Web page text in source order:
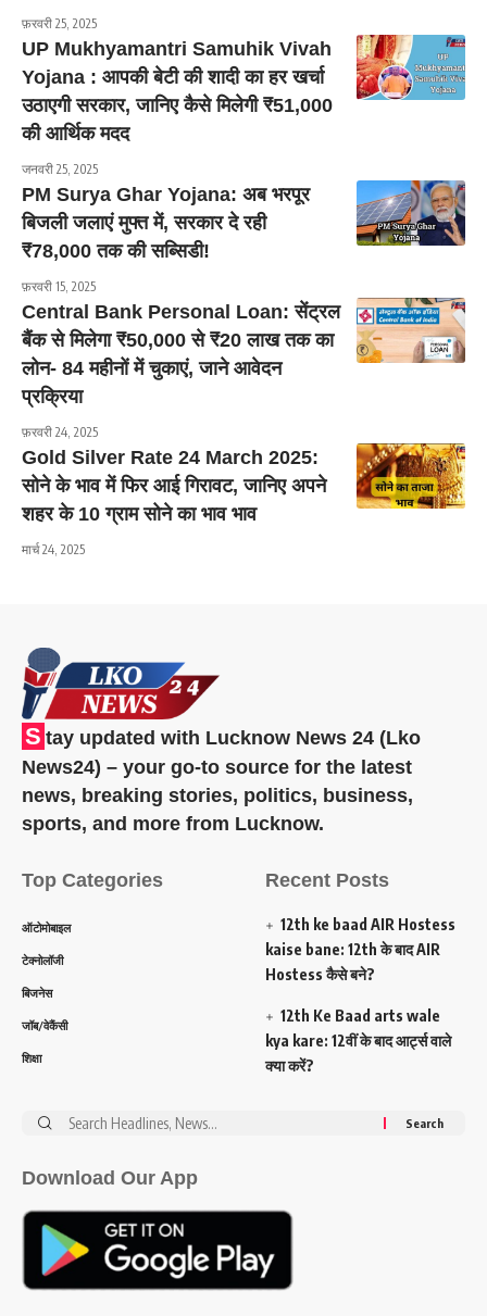
फ़रवरी 25, 2025
UP Mukhyamantri Samuhik Vivah
Yojana : आपकी बेटी की शादी का हर खर्चा
उठाएगी सरकार, जानिए कैसे मिलेगी ₹51,000
की आर्थिक मदद
जनवरी 25, 2025
PM Surya Ghar Yojana: अब भरपूर
बिजली जलाएं मुफ्त में, सरकार दे रही
₹78,000 तक की सब्सिडी!
फ़रवरी 15, 2025
Central Bank Personal Loan: सेंट्रल
बैंक से मिलेगा ₹50,000 से ₹20 लाख तक का
लोन- 84 महीनों में चुकाएं, जाने आवेदन
प्रक्रिया
फ़रवरी 24, 2025
Gold Silver Rate 24 March 2025:
सोने के भाव में फिर आई गिरावट, जानिए अपने
शहर के 10 ग्राम सोने का भाव भाव
मार्च 24, 2025
S tay updated with Lucknow News 24 (Lko
News24) – your go-to source for the latest
news, breaking stories, politics, business,
sports, and more from Lucknow.
Top Categories
ऑटोमोबाइल
टेक्नोलॉजी
बिजनेस
जॉब/वेकैंसी
शिक्षा
Recent Posts
12th ke baad AIR Hostess
kaise bane: 12th के बाद AIR
Hostess कैसे बने?
12th Ke Baad arts wale
kya kare: 12वीं के बाद आर्ट्स वाले
क्या करें?
Search
Download Our App